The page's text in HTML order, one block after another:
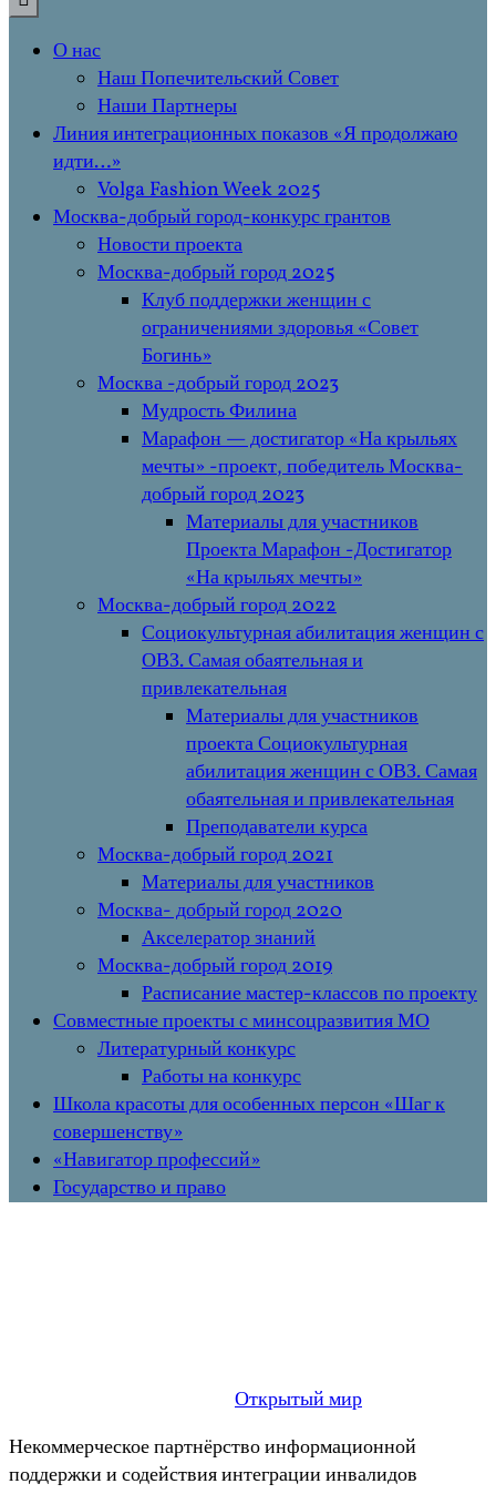
О нас
Наш Попечительский Совет
Наши Партнеры
Линия интеграционных показов «Я продолжаю
идти…»
Volga Fashion Week 2025
Москва-добрый город-конкурс грантов
Новости проекта
Москва-добрый город 2025
Клуб поддержки женщин с
ограничениями здоровья «Совет
Богинь»
Москва -добрый город 2023
Мудрость Филина
Марафон — достигатор «На крыльях
мечты» -проект, победитель Москва-
добрый город 2023
Материалы для участников
Проекта Марафон -Достигатор
«На крыльях мечты»
Москва-добрый город 2022
Социокультурная абилитация женщин с
ОВЗ. Самая обаятельная и
привлекательная
Материалы для участников
проекта Социокультурная
абилитация женщин с ОВЗ. Самая
обаятельная и привлекательная
Преподаватели курса
Москва-добрый город 2021
Материалы для участников
Москва- добрый город 2020
Акселератор знаний
Москва-добрый город 2019
Расписание мастер-классов по проекту
Совместные проекты с минсоцразвития МО
Литературный конкурс
Работы на конкурс
Школа красоты для особенных персон «Шаг к
совершенству»
«Навигатор профессий»
Государство и право
Открытый мир
Некоммерческое партнёрство информационной
поддержки и содействия интеграции инвалидов